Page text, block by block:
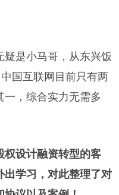
疑是小马哥，从东兴饭
国互联网目前只有两
，综合实力无需多
权设计融资转型的客
出学习，对此整理了对